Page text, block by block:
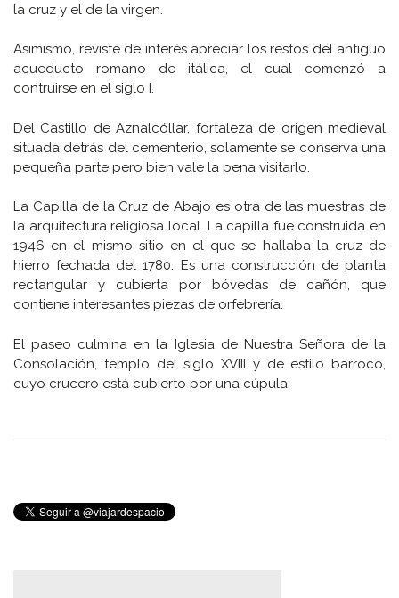
la cruz y el de la virgen.
Asimismo, reviste de interés apreciar los restos del antiguo
acueducto romano de itálica, el cual comenzó a
contruirse en el siglo I.
Del Castillo de Aznalcóllar, fortaleza de origen medieval
situada detrás del cementerio, solamente se conserva una
pequeña parte pero bien vale la pena visitarlo.
La Capilla de la Cruz de Abajo es otra de las muestras de
la arquitectura religiosa local. La capilla fue construida en
1946 en el mismo sitio en el que se hallaba la cruz de
hierro fechada del 1780. Es una construcción de planta
rectangular y cubierta por bóvedas de cañón, que
contiene interesantes piezas de orfebrería.
El paseo culmina en la Iglesia de Nuestra Señora de la
Consolación, templo del siglo XVIII y de estilo barroco,
cuyo crucero está cubierto por una cúpula.